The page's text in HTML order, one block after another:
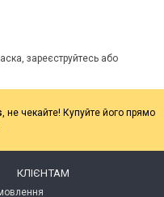
зареєструйтесь або
, не чекайте! Купуйте його прямо
КЛІЄНТАМ